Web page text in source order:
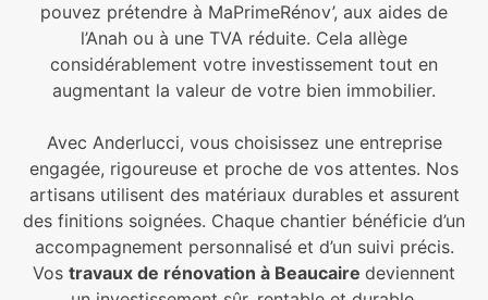
pouvez prétendre à MaPrimeRénov’, aux aides de
l’Anah ou à une TVA réduite. Cela allège
considérablement votre investissement tout en
augmentant la valeur de votre bien immobilier.
Avec Anderlucci, vous choisissez une entreprise
engagée, rigoureuse et proche de vos attentes. Nos
artisans utilisent des matériaux durables et assurent
des finitions soignées. Chaque chantier bénéficie d’un
accompagnement personnalisé et d’un suivi précis.
Vos travaux de rénovation à Beaucaire deviennent